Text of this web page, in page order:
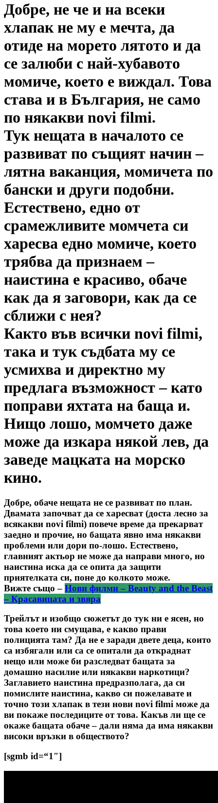
Добре, не че и на всеки
хлапак не му е мечта, да
отиде на морето лятото и да
се залюби с най-хубавото
момиче, което е виждал. Това
става и в България, не само
по някакви novi filmi.
Тук нещата в началото се
развиват по същият начин –
лятна ваканция, момичета по
бански и други подобни.
Естествено, едно от
срамежливите момчета си
харесва едно момиче, което
трябва да признаем –
наистина е красиво, обаче
как да я заговори, как да се
сближи с нея?
Както във всички novi filmi,
така и тук съдбата му се
усмихва и директно му
предлага възможност – като
поправи яхтата на баща и.
Нищо лошо, момчето даже
може да изкара някой лев, да
заведе мацката на морско
кино.
Добре, обаче нещата не се развиват по план.
Двамата започват да се харесват (доста лесно за
всякакви novi filmi) повече време да прекарват
заедно и прочие, но бащата явно има някакви
проблеми или дори по-лошо. Естествено,
главният актьор не може да направи много, но
наистина иска да се опита да защити
приятелката си, поне до колкото може.
Вижте също – Нови филми – Beauty and the Beast
– Красавицата и звяра
Трейлът и изобщо сюжетът до тук ни е ясен, но
това което ни смущава, е какво прави
полицията там? Да не е заради двете деца, които
са избягали или са се опитали да откраднат
нещо или може би разследват бащата за
домашно насилие или някакви наркотици?
Заглавието наистина предразполага, да си
помислите наистина, какво си пожелавате и
точно този хлапак в тези нови novi filmi може да
ви покаже последиците от това. Какъв ли ще се
окаже бащата обаче – дали няма да има някакви
високи връзки в обществото?
[sgmb id=“1″]